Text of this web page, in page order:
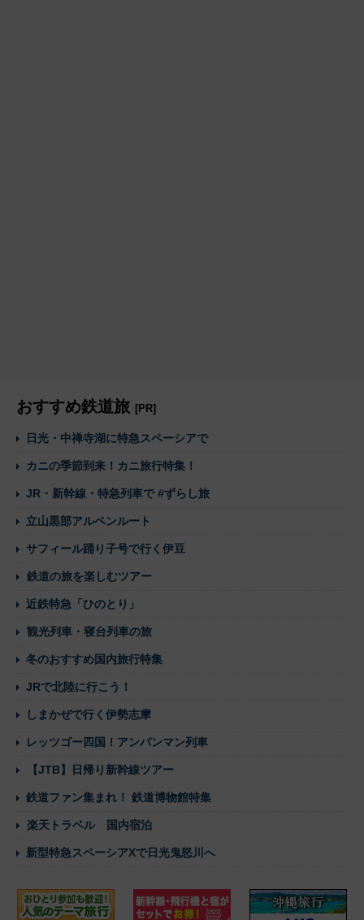
おすすめ鉄道旅 [PR]
日光・中禅寺湖に特急スペーシアで
カニの季節到来！カニ旅行特集！
JR・新幹線・特急列車で #ずらし旅
立山黒部アルペンルート
サフィール踊り子号で行く伊豆
鉄道の旅を楽しむツアー
近鉄特急「ひのとり」
観光列車・寝台列車の旅
冬のおすすめ国内旅行特集
JRで北陸に行こう！
しまかぜで行く伊勢志摩
レッツゴー四国！アンパンマン列車
【JTB】日帰り新幹線ツアー
鉄道ファン集まれ！ 鉄道博物館特集
楽天トラベル 国内宿泊
新型特急スペーシアXで日光鬼怒川へ